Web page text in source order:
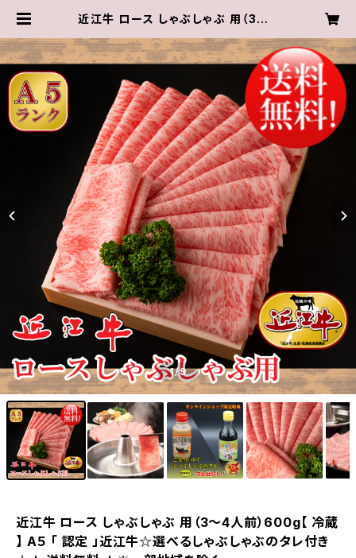
近江牛 ロース しゃぶしゃぶ 用（3～4
江牛☆選べるしゃぶしゃぶのタレ付き
☆★ 送料無料 ★※一部地域を除く |
近江肉の廣田オンラインショップ
1/9
近江牛 ロース しゃぶしゃぶ 用（3～4人前）600g【 冷蔵
】 A５ 「 認定 」近江牛☆選べるしゃぶしゃぶのタレ付き